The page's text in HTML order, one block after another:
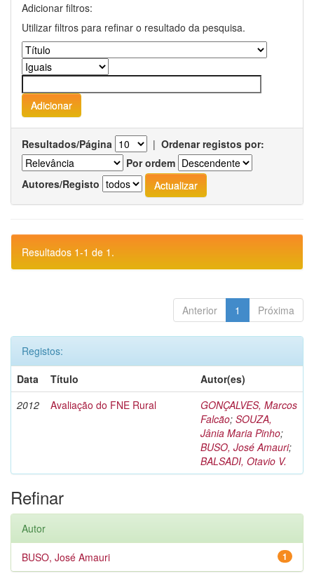
Adicionar filtros:
Utilizar filtros para refinar o resultado da pesquisa.
Resultados/Página | Ordenar registos por:
Por ordem
Autores/Registo
Resultados 1-1 de 1.
Anterior 1 Próxima
Registos:
Data
Título
Autor(es)
2012
Avaliação do FNE Rural
GONÇALVES, Marcos
Falcão; SOUZA,
Jânia Maria Pinho;
BUSO, José Amauri;
BALSADI, Otavio V.
Refinar
Autor
1
BUSO, José Amauri